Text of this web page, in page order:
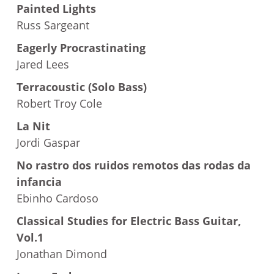
Painted Lights
Russ Sargeant
Eagerly Procrastinating
Jared Lees
Terracoustic (Solo Bass)
Robert Troy Cole
La Nit
Jordi Gaspar
No rastro dos ruidos remotos das rodas da
infancia
Ebinho Cardoso
Classical Studies for Electric Bass Guitar,
Vol.1
Jonathan Dimond